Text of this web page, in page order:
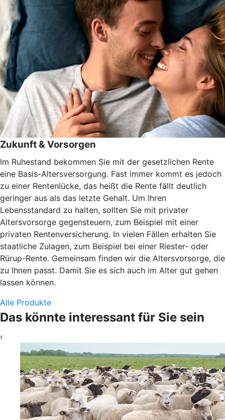
Zukunft & Vorsorgen
Im Ruhestand bekommen Sie mit der gesetzlichen Rente
eine Basis-Altersversorgung. Fast immer kommt es jedoch
zu einer Rentenlücke, das heißt die Rente fällt deutlich
geringer aus als das letzte Gehalt. Um Ihren
Lebensstandard zu halten, sollten Sie mit privater
Altersvorsorge gegensteuern, zum Beispiel mit einer
privaten Rentenversicherung. In vielen Fällen erhalten Sie
staatliche Zulagen, zum Beispiel bei einer Riester- oder
Rürup-Rente. Gemeinsam finden wir die Altersvorsorge, die
zu Ihnen passt. Damit Sie es sich auch im Alter gut gehen
lassen können.
Alle Produkte
Das könnte interessant für Sie sein
‹